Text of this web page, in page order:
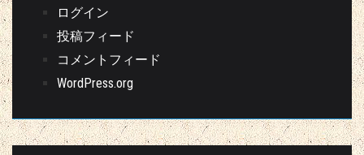
ログイン
投稿フィード
コメントフィード
WordPress.org